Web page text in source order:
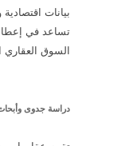
بيانات
تساعد في
السوق
دراسة جدوى